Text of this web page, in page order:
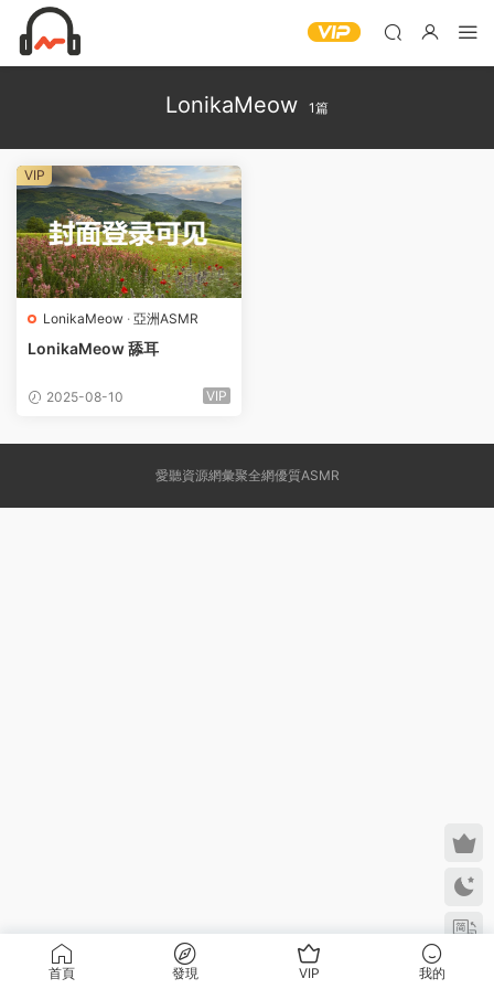
LonikaMeow 1篇
LonikaMeow · 亞洲ASMR
LonikaMeow 舔耳
2025-08-10 VIP
VIP
愛聽資源網彙聚全網優質ASMR
首頁 發現 VIP 我的